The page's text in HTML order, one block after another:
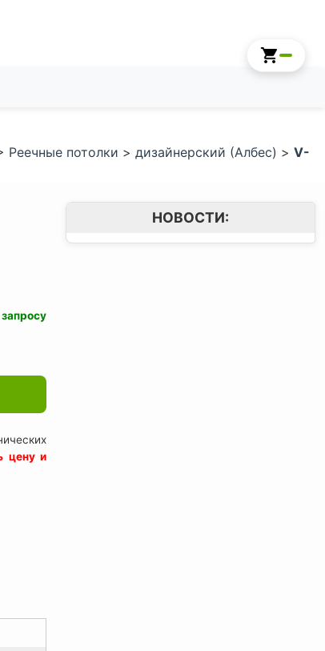
Реечные потолки > дизайнерский (Албес) > V-
цену и
НОВОСТИ: